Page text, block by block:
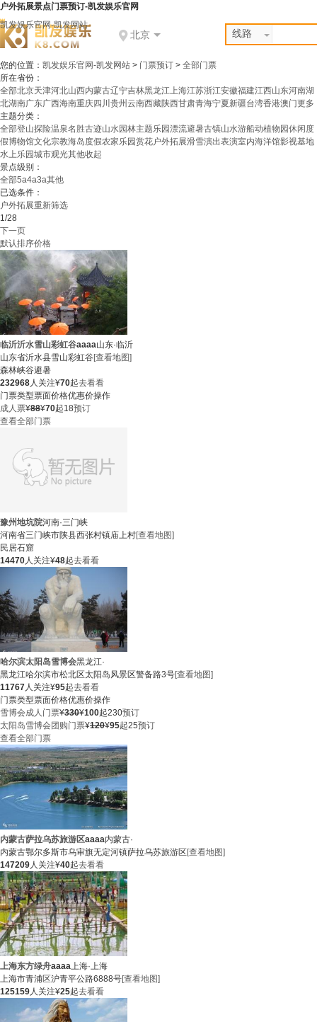
户外拓展景点门票预订-凯发娱乐官网
凯发娱乐官网-凯发网站
北京 线路
您的位置： 凯发娱乐官网-凯发网站 > 门票预订 > 全部门票
所在省份：
全部北京天津河北山西内蒙古辽宁吉林黑龙江上海江苏浙江安徽福建江西山东河南湖
北湖南广东广西海南重庆四川 贵州 云南西藏陕西甘肃青海宁夏新疆台湾香港澳门更多
主题分类：
全部登山探险温泉名胜古迹山水园林主题乐园漂流避暑古镇山水游船动植物园休闲度
假博物馆文化宗教海岛度假农家乐园赏花户外拓展滑雪演出表演室内海洋馆影视基地
水上乐园城市观光其他收起
景点级别：
全部5a4a3a其他
已选条件：
户外拓展重新筛选
1/28
下一页
默认排序价格
临沂沂水雪山彩虹谷aaaa山东·临沂
山东省沂水县雪山彩虹谷[查看地图]
森林峡谷避暑
232968人关注¥70起去看看
门票类型票面价格优惠价操作
成人票¥88¥70起18预订
查看全部门票
豫州地坑院河南·三门峡
河南省三门峡市陕县西张村镇庙上村[查看地图]
民居石窟
14470人关注¥48起去看看
哈尔滨太阳岛雪博会黑龙江·
黑龙江哈尔滨市松北区太阳岛风景区警备路3号[查看地图]
11767人关注¥95起去看看
门票类型票面价格优惠价操作
雪博会成人门票¥330¥100起230预订
太阳岛雪博会团购门票¥120¥95起25预订
查看全部门票
内蒙古萨拉乌苏旅游区aaaa内蒙古·
内蒙古鄂尔多斯市乌审旗无定河镇萨拉乌苏旅游区 [查看地图]
147209人关注¥40起去看看
上海东方绿舟aaaa上海·上海
上海市青浦区沪青平公路6888号[查看地图]
125159人关注¥25起去看看